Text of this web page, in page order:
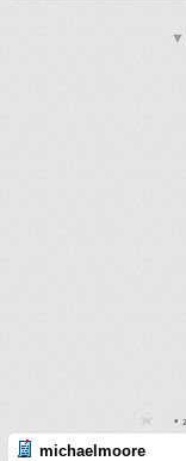
▼
•
michaelmoore